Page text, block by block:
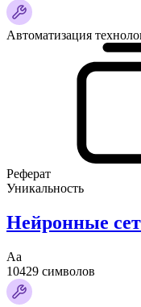
Автоматизация
Реферат
Уникальность
Нейронные
Аа
10429 символов